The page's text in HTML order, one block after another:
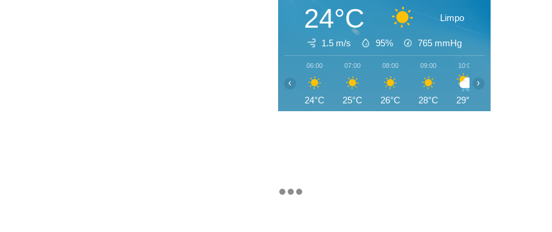
24°C Limpo
1.5 m/s 95% 765 mmHg
06:00
24°C
07:00
25°C
08:00
26°C
09:00
28°C
10:00
29°C
‹ ›